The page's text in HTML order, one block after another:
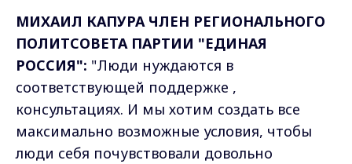
МИХАИЛ КАПУРА ЧЛЕН РЕГИОНАЛЬНОГО
ПОЛИТСОВЕТА ПАРТИИ "ЕДИНАЯ
РОССИЯ": "Люди нуждаются в
соответствующей поддержке ,
консультациях. И мы хотим создать все
максимально возможные условия, чтобы
люди себя почувствовали довольно